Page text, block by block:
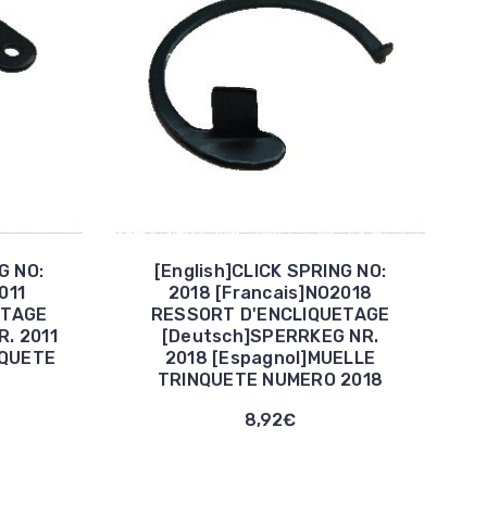
NO:
2011
[English]CLICK SPRING NO:
2018 [Francais]NO2018
RESSORT D'ENCLIQUETAGE
[Deutsch]SPERRKEG NR.
2018 [Espagnol]MUELLE
TRINQUETE NUMERO 2018
8,92€